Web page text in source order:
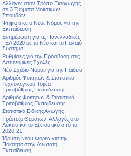
Αλλαγές στον Τρόπο Εισαγωγής
σε 3 Τμήματα Μουσικών
Σπουδών
Ψηφίστηκε ο Νέος Νόμος για την
Εκπαίδευση
Ενημέρωση για τις Πανελλαδικές
ΓΕΛ 2020 με το Νέο και το Παλαιό
Σύστημα
Ρυθμίσεις για την Πρόσβαση στις
Αστυνομικές Σχολές
Νέο Σχέδιο Νόμου για την Παιδεία
Αριθμός Φοιτητών & Στατιστικά
Τεχνολογικού Τομέα
Τριτοβάθμιας Εκπαίδευσης
Αριθμός Φοιτητών & Στατιστικά
Τριτοβάθμιας Εκπαίδευσης
Στατιστικά Ειδικής Αγωγής
Τράπεζα Θεμάτων, Αλλαγές στο
Λύκειο και το Εξεταστικό από το
2020-21
Ίδρυση Νέου Φορέα για την
Ποιότητα στην Ανώτατη
Εκπαίδευση